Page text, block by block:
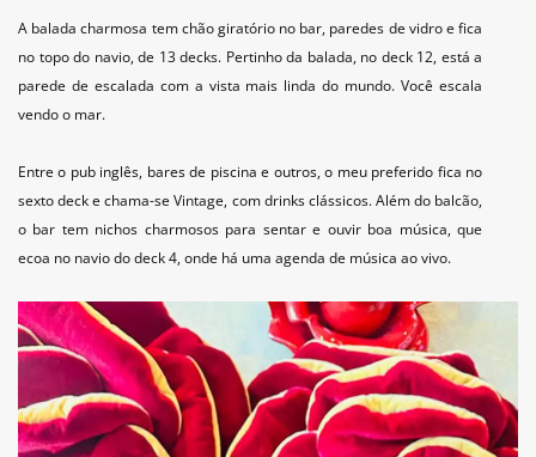
A balada charmosa tem chão giratório no bar, paredes de vidro e fica
no topo do navio, de 13 decks. Pertinho da balada, no deck 12, está a
parede de escalada com a vista mais linda do mundo. Você escala
vendo o mar.
Entre o pub inglês, bares de piscina e outros, o meu preferido fica no
sexto deck e chama-se Vintage, com drinks clássicos. Além do balcão,
o bar tem nichos charmosos para sentar e ouvir boa música, que
ecoa no navio do deck 4, onde há uma agenda de música ao vivo.